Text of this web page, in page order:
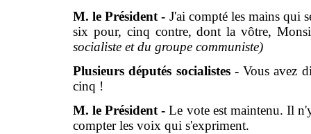
M. le Président - J'ai compté les mains qui
six pour, cinq contre, dont la vôtre,
socialiste et du groupe communiste)
Plusieurs députés socialistes -Vous avez
cinq !
M. le Président -Le vote est maintenu. Il
compter les voix qui s'expriment.